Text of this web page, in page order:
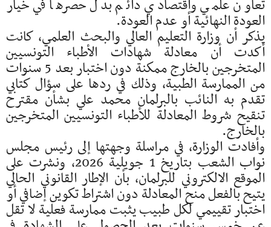
تعاون علمي واقتصادي دائم بدل حصرها في خيار
العودة النهائية أو عدم العودة.
يذكر أن وزارة التعليم العالي والبحث العلمي، كانت
أكدت أن معادلة شهادات الأطباء التونسيين
المتخرجين بالخارج ممكنة دون اختبار بعد 5 سنوات
من الممارسة الطبية، وذلك في ردها على سؤال كتابي
تقدم به النائب بالبرلمان محمد علي بشأن مقترح
تنقيح شروط المعادلة للأطباء التونسيين المتخرجين
بالخارج.
وأفادت الوزارة، في مراسلة وجهتها إلى رئيس مجلس
نواب الشعب بتاريخ 1 جويلية 2026، ونشرت على
الموقع الالكتروني للبرلمان، بأن الإطار القانوني الحالي
يتيح بالفعل منح المعادلة دون اشتراط تكوين إضافي أو
اختبار تقييمي لكل طبيب يثبت ممارسة فعلية لا تقل